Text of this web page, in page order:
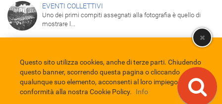
EVENTI COLLETTIVI
Uno dei primi compiti assegnati alla fotografia è quello di
mostrare l...
Comune di Eboli Servizio Bibliotecario Nazionale
Privacy policy
Credits
EBAD
Questo sito utilizza cookies, anche di terze parti. Chiudendo
questo banner, scorrendo questa pagina o cliccando
qualunque suo elemento, acconsenti al loro impiego in
conformità alla nostra Cookie Policy.
Info